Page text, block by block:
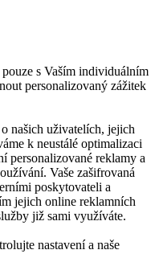
s Vaším individuálním
personalizovaný zážitek
našich uživatelích, jejich
k neustálé optimalizaci
personalizované reklamy a
Vaše zašifrovaná
poskytovateli a
jejich online reklamních
již sami využíváte.
nastavení a naše